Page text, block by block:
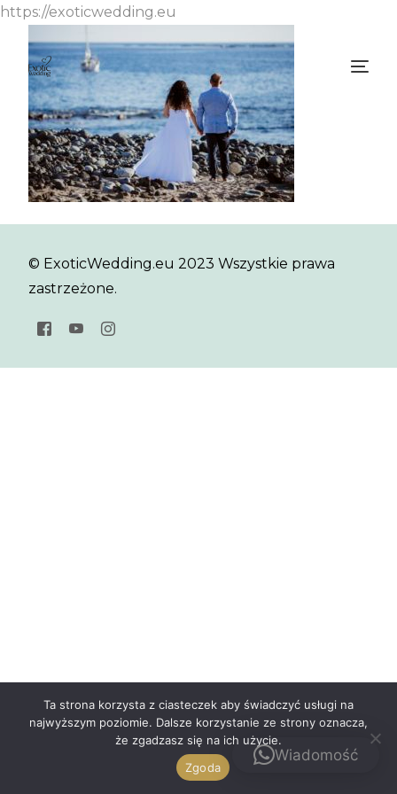
https://exoticwedding.eu
© ExoticWedding.eu 2023 Wszystkie prawa
zastrzeżone.
Kontakt
Wiadomość
Ta strona korzysta z ciasteczek aby świadczyć usługi na
najwyższym poziomie. Dalsze korzystanie ze strony oznacza,
że zgadzasz się na ich użycie.
Zgoda